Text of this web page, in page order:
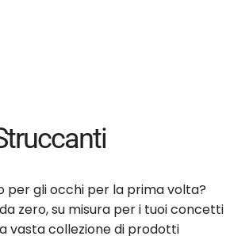
per gli occhi per la prima volta?
zero, su misura per i tuoi concetti
vasta collezione di prodotti